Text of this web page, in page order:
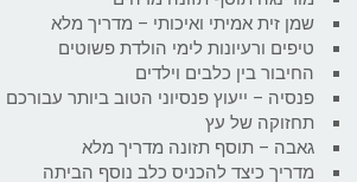
שמן זית אמיתי ואיכותי – מדריך מלא
טיפים ורעיונות לימי הולדת פשוטים
החיבור בין כלבים וילדים
פנסיה – ייעוץ פנסיוני הטוב ביותר עבורכם
תחזוקה של עץ
גאבה – תוסף תזונה מדריך מלא
מדריך כיצד להכניס כלב נוסף הביתה